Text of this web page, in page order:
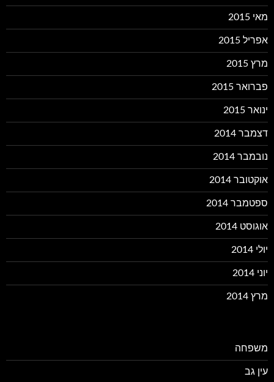
מאי 2015
אפריל 2015
מרץ 2015
פברואר 2015
ינואר 2015
דצמבר 2014
נובמבר 2014
אוקטובר 2014
ספטמבר 2014
אוגוסט 2014
יולי 2014
יוני 2014
מרץ 2014
משפחה
עין גב